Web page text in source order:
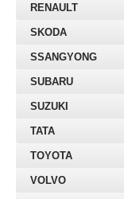
RENAULT
SKODA
SSANGYONG
SUBARU
SUZUKI
TATA
TOYOTA
VOLVO